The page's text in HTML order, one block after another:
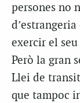
persones no
exercir el
Però la gran
Llei de
que tampoc